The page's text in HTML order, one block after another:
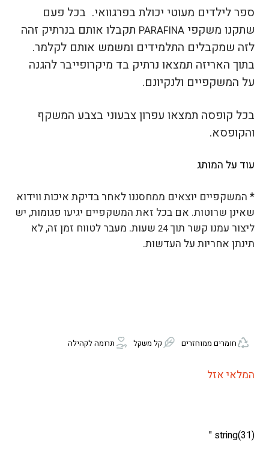
ספר לילדים מעוטי יכולת בפרגוואי. בכל פעם
שתקנו משקפי PARAFINA תקבלו אותם בנרתיק זהה
לזה שמקבלים התלמידים ומשמש אותם לקלמר.
בתוך האריזה תמצאו נרתיק בד מיקרופייבר להגנה
על המשקפיים ולנקיונם.
בכל קופסה תמצאו עפרון צבעוני בצבע המשקף
והקופסא.
עוד על המותג
* המשקפיים יוצאים ממחסננו לאחר בדיקת איכות ווידוא
שאינן שרוטות. אם בכל זאת המשקפיים יגיעו פגומות, יש
ליצור עמנו קשר תוך24
שעות. מעבר לטווח זמן זה, לא
תינתן אחריות על העדשות.
חומרים ממוחזרים קל משקל תרומה לקהילה
המלאי אזל
string(31) "